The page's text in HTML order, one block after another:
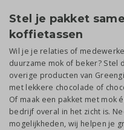
Stel je pakket
koffietassen
Wil je je relaties of
duurzame mok of beker? Stel
overige producten van
met lekkere chocolade of
Of maak een pakket met mok
bedrijf overal in het zicht is.
mogelijkheden, wij helpen je